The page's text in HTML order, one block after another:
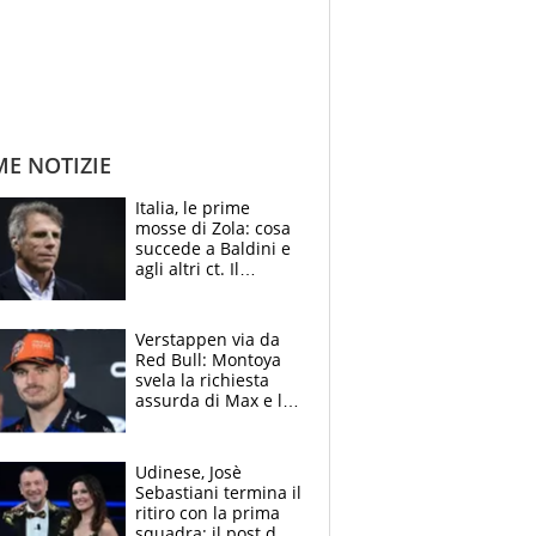
NOTIZIE
Italia, le prime
mosse di Zola: cosa
succede a Baldini e
agli altri ct. Il
azzurri
Verstappen via da
Red Bull: Montoya
svela la richiesta
assurda di Max e lo
McLaren siano
meglio?”
Udinese, Josè
Sebastiani termina il
ritiro con la prima